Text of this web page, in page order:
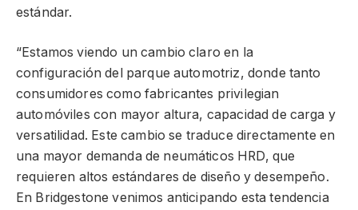
estándar.
“Estamos viendo un cambio claro en la
configuración del parque automotriz, donde tanto
consumidores como fabricantes privilegian
automóviles con mayor altura, capacidad de carga y
versatilidad. Este cambio se traduce directamente en
una mayor demanda de neumáticos HRD, que
requieren altos estándares de diseño y desempeño.
En Bridgestone venimos anticipando esta tendencia